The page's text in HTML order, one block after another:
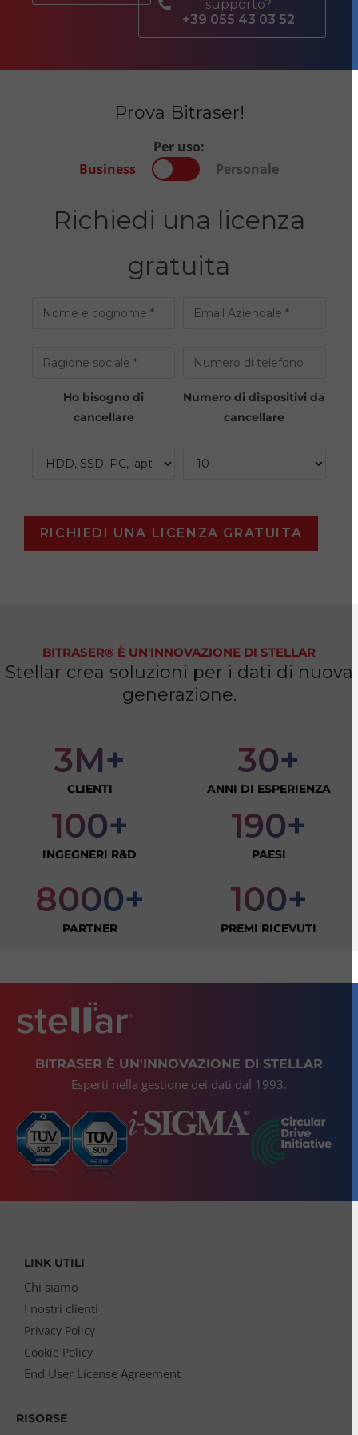
supporto?
+39 055 43 03 52
Prova Bitraser!
Per uso:
Business
Personale
Richiedi una licenza
gratuita
Ho bisogno di
cancellare
Numero di dispositivi da
cancellare
BITRASER® È UN'INNOVAZIONE DI STELLAR
Stellar crea soluzioni per i dati di nuova
generazione.
3M+
CLIENTI
30+
ANNI DI ESPERIENZA
100+
INGEGNERI R&D
190+
PAESI
8000+
PARTNER
100+
PREMI RICEVUTI
BITRASER È UN'INNOVAZIONE DI STELLAR
Esperti nella gestione dei dati dal 1993.
LINK UTILI
Chi siamo
I nostri clienti
Privacy Policy
Cookie Policy
End User License Agreement
RISORSE